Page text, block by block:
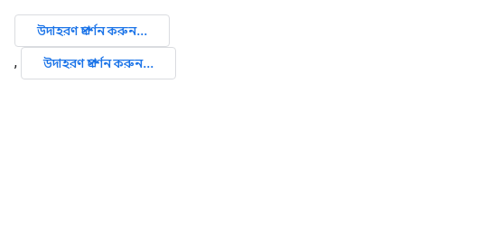
উদাহরণ প্রদর্শন করুন...
, উদাহরণ প্রদর্শন করুন...